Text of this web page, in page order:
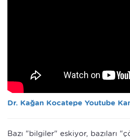
Dr. Kağan Kocatepe Youtube
Bazı "bilgiler" eskiyor, bazıları